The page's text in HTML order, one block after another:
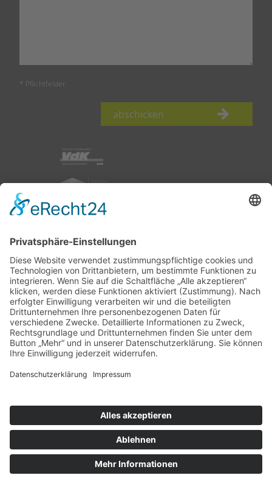
* Pflichtfelder
abschicken
nach oben
Impressum|Datenschutz
Ihnen gefällt, was Sie lesen?
Dann teilen Sie es mit anderen!
X